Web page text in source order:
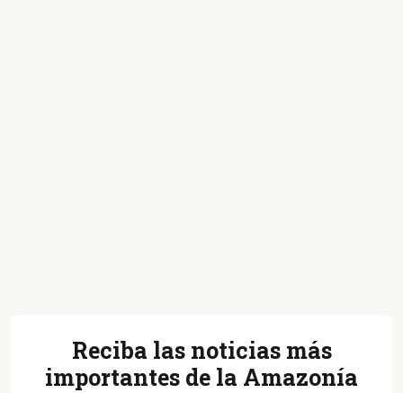
Reciba las noticias más
importantes de la Amazonía